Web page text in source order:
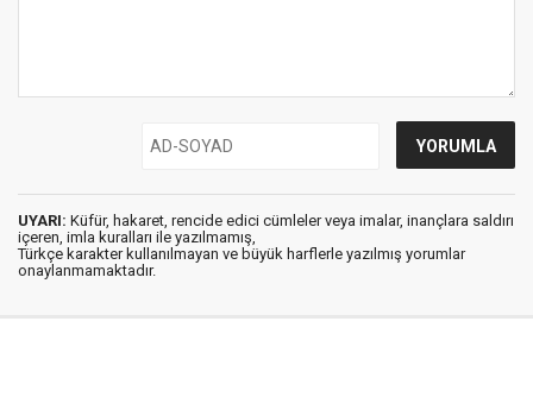
UYARI: Küfür, hakaret, rencide edici cümleler veya imalar, inançlara saldırı
içeren, imla kuralları ile yazılmamış,
Türkçe karakter kullanılmayan ve büyük harflerle yazılmış yorumlar
onaylanmamaktadır.